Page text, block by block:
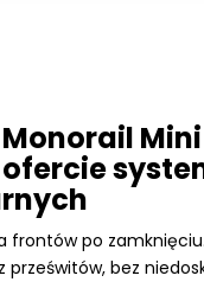
frontów po
bez